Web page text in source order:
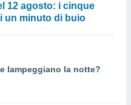
12 agosto: i cinque
un minuto di buio
lampeggiano la notte?